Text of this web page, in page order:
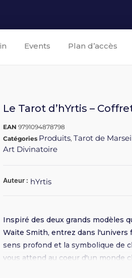
Events Plan d’accès
Le Tarot d’hYrtis –
EAN9791094878798
Catégories Produits,Tarot de
Art Divinatoire
Auteur : hYrtis
Inspiré des deux grands modèles
Waite Smith, entrez dans l'univers
sens profond et la symbolique de
vous attend au coeur d'un monde